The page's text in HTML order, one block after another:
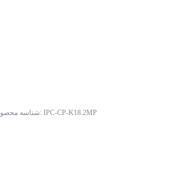
شناسه محصول: IPC-CP-K18.2MP